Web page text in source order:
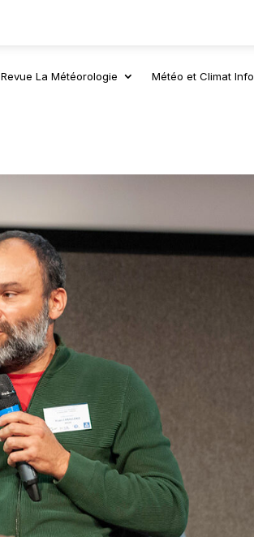
Revue La Météorologie Météo et Climat Info